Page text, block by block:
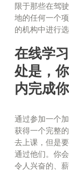
限于那些在驾
地的任何一个
的机构中进行
在线学
处是，
内完成
通过参加一个
获得一个完整
去上课，但是
通过他们。你
令人兴奋的、